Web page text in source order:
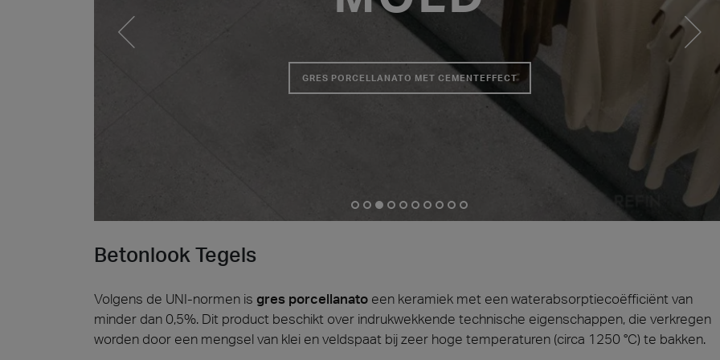
Wij zijn aanwezig op Cersaie 2026 met innovatieve keramische
oplossingen en onderscheidende ontwerpvoorstellen voor de
wereld van de architectuur. We heten je van harte welkom op
Kom
Architect at Work –
Warschau 2026
Brussel
GRES PORCELLANATO MET CEMENTEFFECT
Betonlook Tegels
Volgens de UNI-normen is gres porcellanato een keramiek met een waterabsorptiecoëfficiënt van
minder dan 0,5%. Dit product beschikt over indrukwekkende technische eigenschappen, die verkregen
worden door een mengsel van klei en veldspaat bij zeer hoge temperaturen (circa 1250 °C) te bakken.